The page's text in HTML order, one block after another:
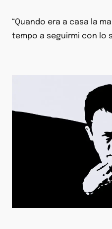
“Quando era a casa la
tempo a seguirmi con lo